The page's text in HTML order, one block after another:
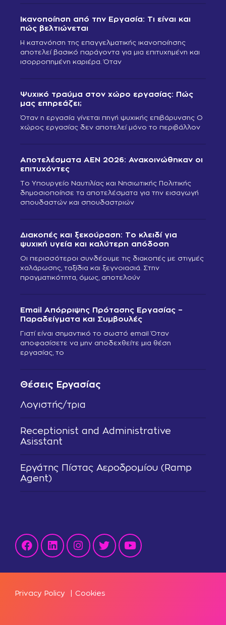
Θέσεις Εργασίας
Λογιστής/τρια
Receptionist and Administrative
Asisstant
Εργάτης Πίστας Αεροδρομίου (Ramp
Agent)
Ικανοποίηση από την Εργασία: Τι είναι και
πώς βελτιώνεται
Η κατανόηση της επαγγελματικής ικανοποίησης
αποτελεί βασικό παράγοντα για μια επιτυχημένη και
ισορροπημένη καριέρα. Όταν
Ψυχικό τραύμα στον χώρο εργασίας: Πώς
μας επηρεάζει;
Όταν η εργασία γίνεται πηγή ψυχικής επιβάρυνσης Ο
χώρος εργασίας δεν αποτελεί μόνο το περιβάλλον
Αποτελέσματα ΑΕΝ 2026: Ανακοινώθηκαν οι
επιτυχόντες
Το Υπουργείο Ναυτιλίας και Νησιωτικής Πολιτικής
δημοσιοποίησε τα αποτελέσματα για την εισαγωγή
σπουδαστών και σπουδαστριών
Διακοπές και ξεκούραση: Το κλειδί για
ψυχική υγεία και καλύτερη απόδοση
Οι περισσότεροι συνδέουμε τις διακοπές με στιγμές
χαλάρωσης, ταξίδια και ξεγνοιασιά. Στην
πραγματικότητα, όμως, αποτελούν
Email Απόρριψης Πρότασης Εργασίας –
Παραδείγματα και Συμβουλές
Γιατί είναι σημαντικό το σωστό email Όταν
αποφασίσετε να μην αποδεχθείτε μια θέση
εργασίας, το
Privacy Policy | Cookies